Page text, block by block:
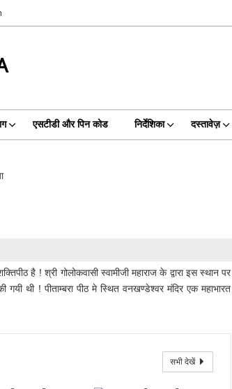
एसटीडी और पिन कोड निर्देशिका दस्तावेज़
है ! श्री गोलोकवासी स्वामीजी महाराज के द्वारा इस स्थान पर
गयी थी ! पीताम्बरा पीठ मे स्थित वनखण्डेश्वर मंदिर एक महाभारत
सभी देखें